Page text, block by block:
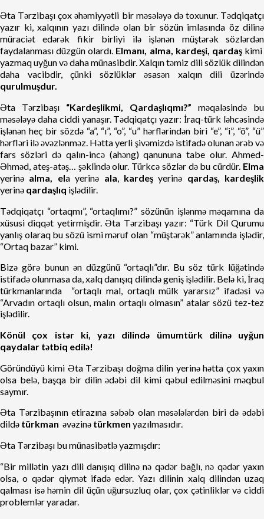
Əta Tərzibaşı çox əhəmiyyətli bir məsələyə də toxunur. Tədqiqatçı
yazır ki, xalqının yazı dilində olan bir sözün imlasında öz dilinə
müraciət edərək fikir birliyi ilə işlənən müştərək sözlərdən
faydalanması düzgün olardı. Elmanı, alma, kardeşi, qardaşkimi
yazmaq uyğun və daha münasibdir. Xalqın təmiz dili sözlük dilindən
daha vacibdir, çünki sözlüklər əsasən xalqın dili üzərində
qurulmuşdur.
Əta Tərzibaşı “Kardeşlikmi, Qardaşlıqmı?” məqaləsində bu
məsələyə daha ciddi yanaşır. Tədqiqatçı yazır: İraq-türk ləhcəsində
işlənən heç bir sözdə “a”, “ı”, “o”, “u” hərflərindən biri “e”, “i”, “ö”, “ü”
hərfləri ilə əvəzlənməz. Hətta yerli şivəmizdə istifadə olunan ərəb və
fars sözləri də qalın-incə (ahəng) qanununa tabe olur. Ahmed-
Əhməd, ateş-atəş… şəklində olur. Türkcə sözlər də bu cürdür. Elma
yerinə alma, ela yerinə ala kardeşyerinə qardaş,
kardeşlik
yerinə qardaşlıq işlədilir.
Tədqiqatçı “ortaqmı”, “ortaqlımı?” sözünün işlənmə məqamına da
xüsusi diqqət yetirmişdir. Əta Tərzibaşı yazır: “Türk Dil Qurumu
yanlış olaraq bu sözü ismi məruf olan “müştərək” anlamında işlədir,
“Ortaq bazar” kimi.
Bizə görə bunun ən düzgünü “ortaqlı”dır. Bu söz türk lüğətində
istifadə olunmasa da, xalq danışıq dilində geniş işlədilir. Belə ki, İraq
türkmanlarında “ortaqlı mal, ortaqlı mülk yararsız” ifadəsi və
“Arvadın ortaqlı olsun, malın ortaqlı olmasın” atalar sözü tez-tez
işlədilir.
Könül çox istər ki, yazı dilində ümumtürk dilinə uyğun
qaydalar tətbiq edilə!
Göründüyü kimi Əta Tərzibaşı doğma dilin yerinə hətta çox yaxın
olsa belə, başqa bir dilin ədəbi dil kimi qəbul edilməsini məqbul
saymır.
Əta Tərzibaşının etirazına səbəb olan məsələlərdən biri də ədəbi
dildə türkman əvəzinə türkmen yazılmasıdır.
Əta Tərzibaşı bu münasibətlə yazmışdır:
“Bir millətin yazı dili danışıq dilinə nə qədər bağlı, nə qədər yaxın
olsa, o qədər qiymət ifadə edər. Yazı dilinin xalq dilindən uzaq
qalması isə həmin dil üçün uğursuzluq olar, çox çətinliklər və ciddi
problemlər yaradar.